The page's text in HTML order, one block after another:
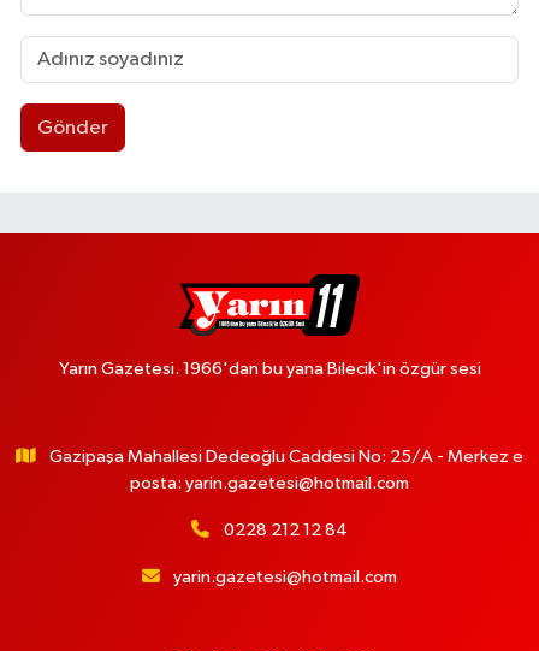
Gönder
Yarın Gazetesi. 1966'dan bu yana Bilecik'in özgür sesi
Gazipaşa Mahallesi Dedeoğlu Caddesi No: 25/A - Merkez e
posta: yarin.gazetesi@hotmail.com
0228 212 12 84
yarin.gazetesi@hotmail.com